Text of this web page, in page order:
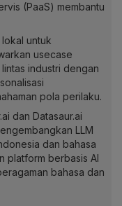
(PaaS) membantu
untuk
usecase
industri dengan
pola perilaku.
dan Datasaur.ai
LLM
dan bahasa
platform berbasis AI
bahasa dan